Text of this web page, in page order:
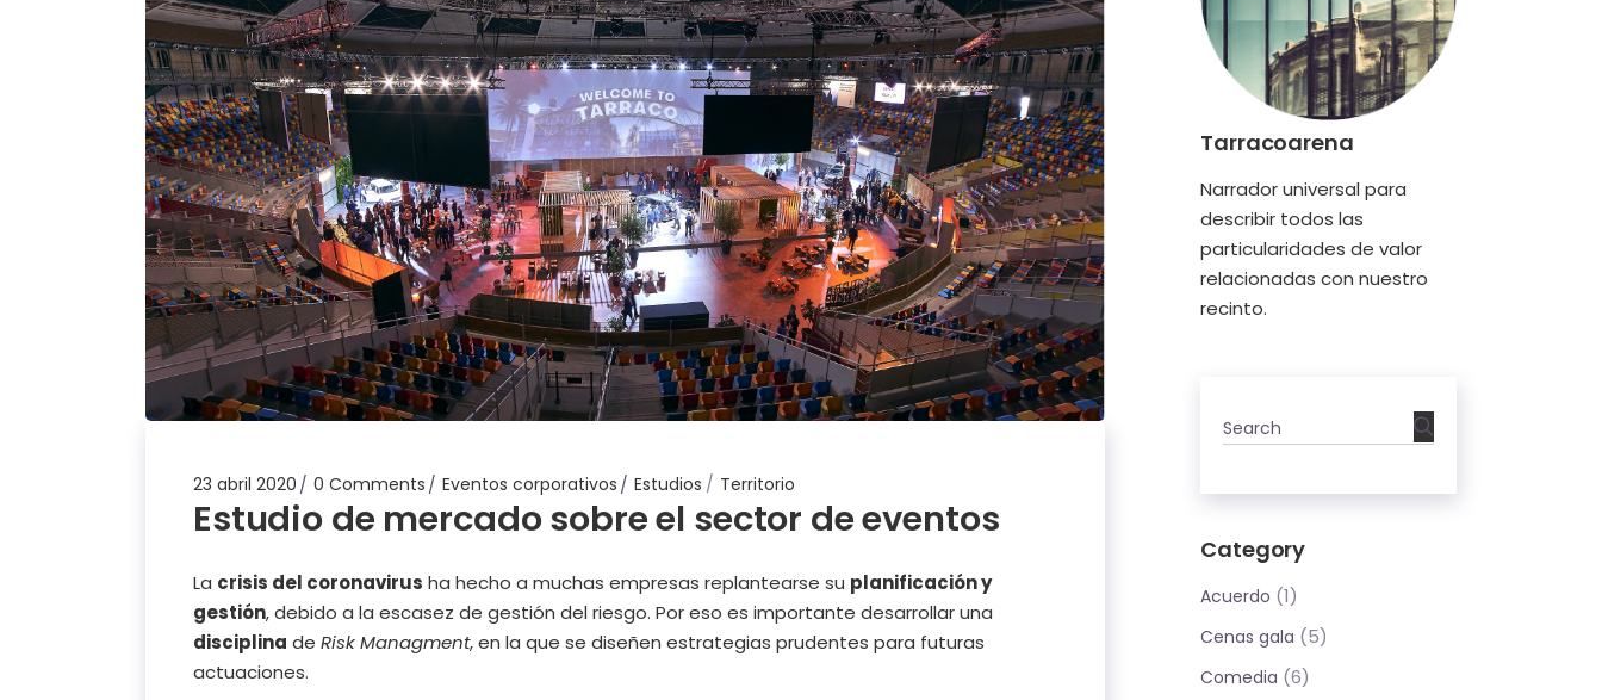
23 abril 2020 0 Comments Eventos corporativos Estudios Territorio
Estudio de mercado sobre el sector de eventos
La crisis del coronavirus ha hecho a muchas empresas replantearse su planificación y
gestión, debido a la escasez de gestión del riesgo. Por eso es importante desarrollar una
disciplina de Risk Managment, en la que se diseñen estrategias prudentes para futuras
actuaciones.
Tarracoarena
Narrador universal para
describir todos las
particularidades de valor
relacionadas con nuestro
recinto.
Category
Acuerdo (1)
Cenas gala (5)
Comedia (6)